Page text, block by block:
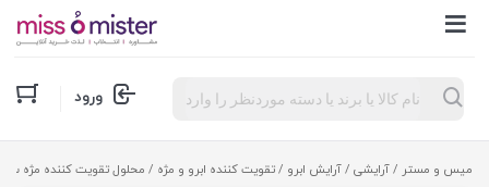
Products
search ورود
میس و مستر /آرایشی /آرایش ابرو /تقویت کننده ابرو و مژه / محلول تقویت کننده مژه